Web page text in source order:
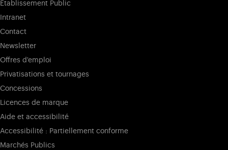
Établissement Public
Intranet
Contact
Newsletter
Offres d'emploi
Privatisations et tournages
Concessions
Licences de marque
Aide et accessibilité
Accessibilité : Partiellement conforme
Marchés Publics